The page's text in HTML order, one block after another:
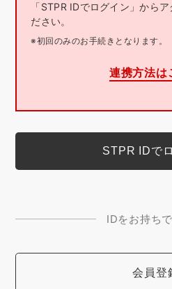
「STPR IDでログイン」から
ださい。
※初回のみのお手続きとなります。
連携方法は
IDをお持ち
会員登